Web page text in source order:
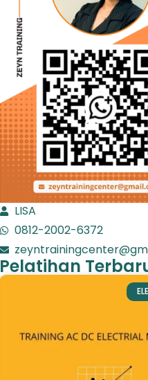
LISA
0812-2002-6372
Pelatihan